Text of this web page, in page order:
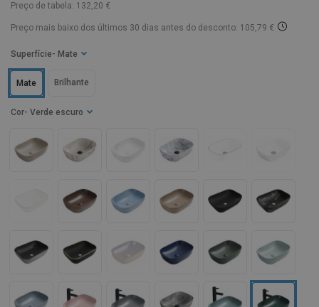
Preço de tabela: 132,20 €
Preço mais baixo dos últimos 30 dias antes do desconto: 105,79 €
Cor - Verde escuro
Superfície - Mate
Mate Brilhante